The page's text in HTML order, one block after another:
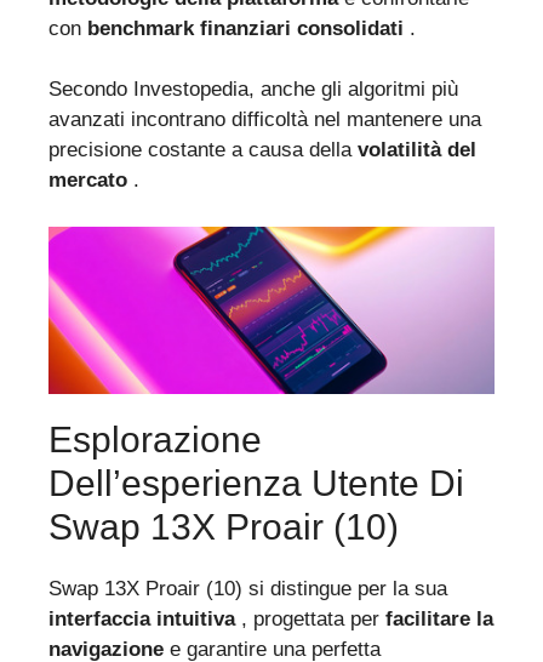
con benchmark finanziari consolidati .
Secondo Investopedia, anche gli algoritmi più
avanzati incontrano difficoltà nel mantenere una
precisione costante a causa della volatilità del
mercato .
Esplorazione
Dell’esperienza Utente Di
Swap 13X Proair (10)
Swap 13X Proair (10) si distingue per la sua
interfaccia intuitiva, progettata per facilitare la
navigazione e garantire una perfetta